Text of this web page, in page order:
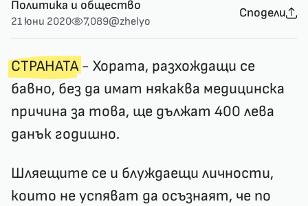
Политика и общество
21 юни 2020 7,089@zhelyo
Сподели
СТРАНАТА- Хората, разхождащи се
бавно, без да имат някаква медицинска
причина за това, ще дължат 400 лева
данък годишно.
Шляещите се и блуждаещи личности,
които не успяват да осъзнаят, че по